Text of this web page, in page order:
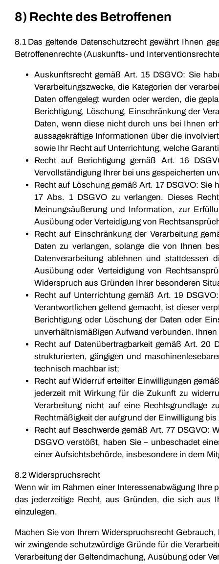
8) Rechte des Betroffenen
8.1 Das geltende Datenschutzrecht gewährt Ihnen
Betroffenenrechte (Auskunfts- und
Auskunftsrecht gemäß Art. 15 DSGVO: Sie
Verarbeitungszwecke, die Kategorien der
Daten offengelegt wurden oder werden, die
Berichtigung, Löschung, Einschränkung der
Daten, wenn diese nicht durch uns bei Ihnen
aussagekräftige Informationen über die
sowie Ihr Recht auf Unterrichtung, welche
Recht auf Berichtigung gemäß Art. 16
Vervollständigung Ihrer bei uns gespeicherten
Recht auf Löschung gemäß Art. 17 DSGVO: Sie
17 Abs. 1 DSGVO zu verlangen. Dieses
Meinungsäußerung und Information, zur
Ausübung oder Verteidigung von
Recht auf Einschränkung der Verarbeitung
Daten zu verlangen, solange die von Ihnen
Datenverarbeitung ablehnen und stattdessen
Ausübung oder Verteidigung von
Widerspruch aus Gründen Ihrer besonderen
Recht auf Unterrichtung gemäß Art. 19
Verantwortlichen geltend gemacht, ist dieser
Berichtigung oder Löschung der Daten oder
unverhältnismäßigen Aufwand verbunden.
Recht auf Datenübertragbarkeit gemäß Art. 20
strukturierten, gängigen und
technisch machbar ist;
Recht auf Widerruf erteilter Einwilligungen
jederzeit mit Wirkung für die Zukunft zu
Verarbeitung nicht auf eine Rechtsgrundlage
Rechtmäßigkeit der aufgrund der Einwilligung
Recht auf Beschwerde gemäß Art. 77 DSGVO:
DSGVO verstößt, haben Sie – unbeschadet
einer Aufsichtsbehörde, insbesondere in dem
8.2 Widerspruchsrecht
Wenn wir im Rahmen einer Interessenabwägung Ihre
das jederzeitige Recht, aus Gründen, die sich aus
einzulegen.
Machen Sie von Ihrem Widerspruchsrecht
wir zwingende schutzwürdige Gründe für die
Verarbeitung der Geltendmachung, Ausübung oder